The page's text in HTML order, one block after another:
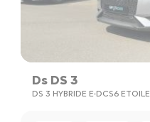
Ds DS 3
DS 3 HYBRIDE E-DCS6 ETOILE